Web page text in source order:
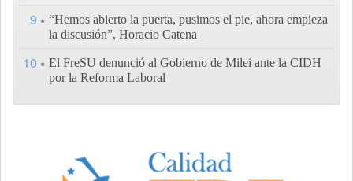
9
“Hemos abierto la puerta, pusimos el pie, ahora empieza
la discusión”, Horacio Catena
10
El FreSU denunció al Gobierno de Milei ante la CIDH
por la Reforma Laboral